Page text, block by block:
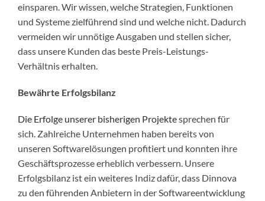
einsparen. Wir wissen, welche Strategien, Funktionen
und Systeme zielführend sind und welche nicht. Dadurch
vermeiden wir unnötige Ausgaben und stellen sicher,
dass unsere Kunden das beste Preis-Leistungs-
Verhältnis erhalten.
Bewährte Erfolgsbilanz
Die Erfolge unserer bisherigen Projektesprechen für
sich. Zahlreiche Unternehmen haben bereits von
unseren Softwarelösungen profitiert und konnten ihre
Geschäftsprozesse erheblich verbessern. Unsere
Erfolgsbilanz ist ein weiteres Indiz dafür, dass Dinnova
zu den führenden Anbietern in der Softwareentwicklung